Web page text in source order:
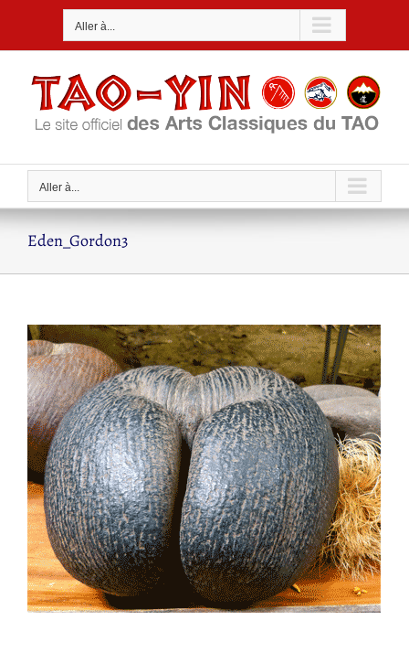
Aller à...
Aller à...
Eden_Gordon3